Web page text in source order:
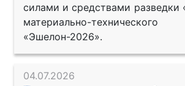
силами и средствами разведки
материально-
«Эшелон-2026».
04.07.2026